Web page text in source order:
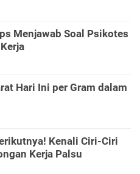
Menjawab Soal Psikotes
Hari Ini per Gram dalam
Kenali Ciri-Ciri
Kerja Palsu